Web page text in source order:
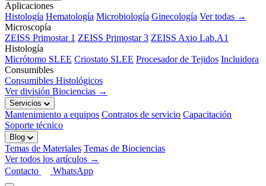
Aplicaciones
Histología Hematología Microbiología Ginecología Ver todas →
Microscopía
ZEISS Primostar 1 ZEISS Primostar 3 ZEISS Axio Lab.A1
Histología
Micrótomo SLEE Criostato SLEE Procesador de Tejidos Incluidora
Consumibles
Consumibles Histológicos
Ver división Biociencias →
Servicios
Mantenimiento a equipos Contratos de servicio Capacitación
Soporte técnico
Blog
Temas de Materiales Temas de Biociencias
Ver todos los artículos →
Contacto
WhatsApp